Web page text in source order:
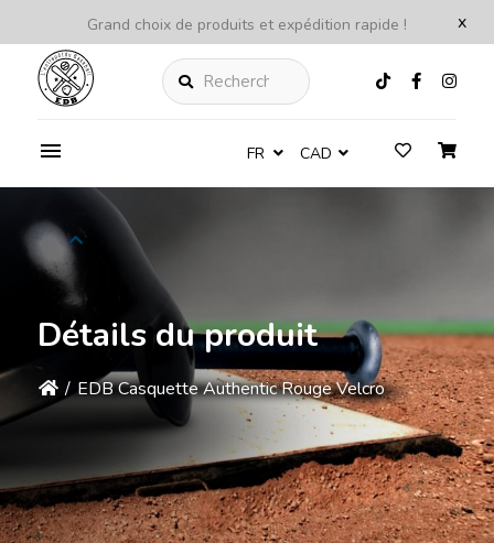
x
Grand choix de produits et expédition rapide !
Rechercher
FR CAD
Détails du produit
/ EDB Casquette Authentic Rouge Velcro